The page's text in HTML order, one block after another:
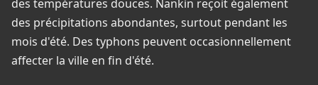
des températures douces. Nankin reçoit également
des précipitations abondantes, surtout pendant les
mois d'été. Des typhons peuvent occasionnellement
affecter la ville en fin d'été.